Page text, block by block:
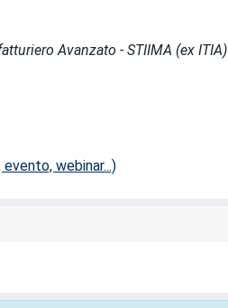
Avanzato - STIIMA (ex ITIA)
webinar...)